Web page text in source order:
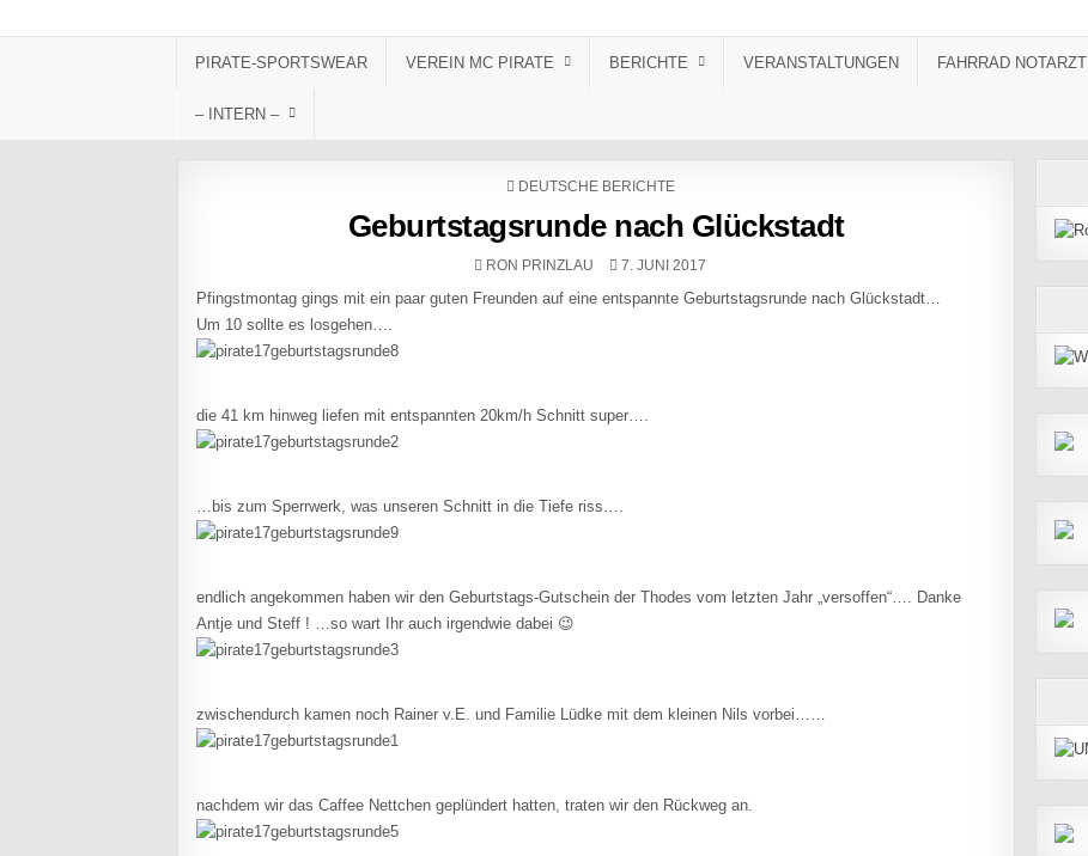
PIRATE-SPORTSWEAR VEREIN MC PIRATE BERICHTE VERANSTALTUNGEN FAHRRAD NOTARZT
– INTERN –
POSTED IN
DEUTSCHE BERICHTE
Geburtstagsrunde nach Glückstadt
AUTHOR:
RON PRINZLAU PUBLISHED DATE:
7. JUNI 2017
Pfingstmontag gings mit ein paar guten Freunden auf eine entspannte Geburtstagsrunde nach Glückstadt…
Um 10 sollte es losgehen….
die 41 km hinweg liefen mit entspannten 20km/h Schnitt super….
…bis zum Sperrwerk, was unseren Schnitt in die Tiefe riss….
endlich angekommen haben wir den Geburtstags-Gutschein der Thodes vom letzten Jahr „versoffen“…. Danke
Antje und Steff ! …so wart Ihr auch irgendwie dabei 😉
zwischendurch kamen noch Rainer v.E. und Familie Lüdke mit dem kleinen Nils vorbei……
nachdem wir das Caffee Nettchen geplündert hatten, traten wir den Rückweg an.